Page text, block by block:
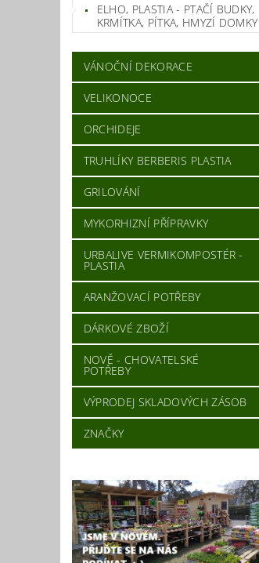
ELHO, PLASTIA - PTAČÍ BUDKY,
KRMÍTKA, PÍTKA, HMYZÍ DOMKY
VÁNOČNÍ DEKORACE
VELIKONOCE
ORCHIDEJE
TRUHLÍKY BERBERIS PLASTIA
GRILOVÁNÍ
MYKORHIZNÍ PŘÍPRAVKY
URBALIVE VERMIKOMPOSTÉR -
PLASTIA
ARANŽOVACÍ POTŘEBY
DÁRKOVÉ ZBOŽÍ
NOVĚ - CHOVATELSKÉ
POTŘEBY
VÝPRODEJ SKLADOVÝCH ZÁSOB
ZNAČKY